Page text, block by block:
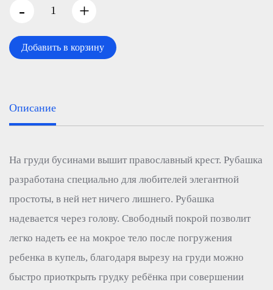
- +
Добавить в корзину
Описание
На груди бусинами вышит православный крест. Рубашка
разработана специально для любителей элегантной
простоты, в ней нет ничего лишнего. Рубашка
надевается через голову. Свободный покрой позволит
легко надеть ее на мокрое тело после погружения
ребенка в купель, благодаря вырезу на груди можно
быстро приоткрыть грудку ребёнка при совершении